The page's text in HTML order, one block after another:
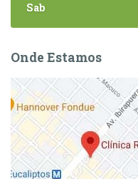
Sab
Onde Estamos